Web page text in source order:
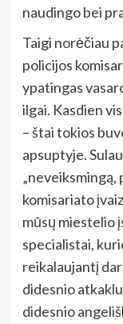
naudingo bei
Taigi norėčiau
policijos
ypatingas
ilgai. Kasdien
– štai tokios
apsuptyje.
„neveiksmingą,
komisariato
mūsų miestelio
specialistai,
reikalaujantį
didesnio
didesnio